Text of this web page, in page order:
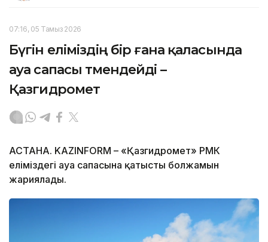
07:16, 05 Тамыз 2026
Бүгін еліміздің бір ғана қаласында
ауа сапасы төмендейді –
Қазгидромет
АСТАНА. KAZINFORM – «Қазгидромет» РМК
еліміздегі ауа сапасына қатысты болжамын
жариялады.